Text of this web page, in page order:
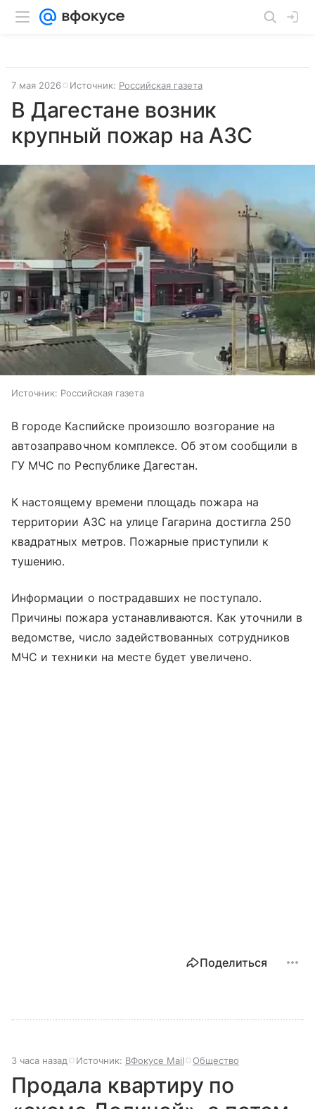
7 мая 2026 Источник: Российская газета
В Дагестане возник
крупный пожар на АЗС
Источник: Российская газета
В городе Каспийске произошло возгорание на
автозаправочном комплексе. Об этом сообщили в
ГУ МЧС по Республике Дагестан.
К настоящему времени площадь пожара на
территории АЗС на улице Гагарина достигла 250
квадратных метров. Пожарные приступили к
тушению.
Информации о пострадавших не поступало.
Причины пожара устанавливаются. Как уточнили в
ведомстве, число задействованных сотрудников
МЧС и техники на месте будет увеличено.
Поделиться
3 часа назад Источник: ВФокусе Mail Общество
Продала квартиру по